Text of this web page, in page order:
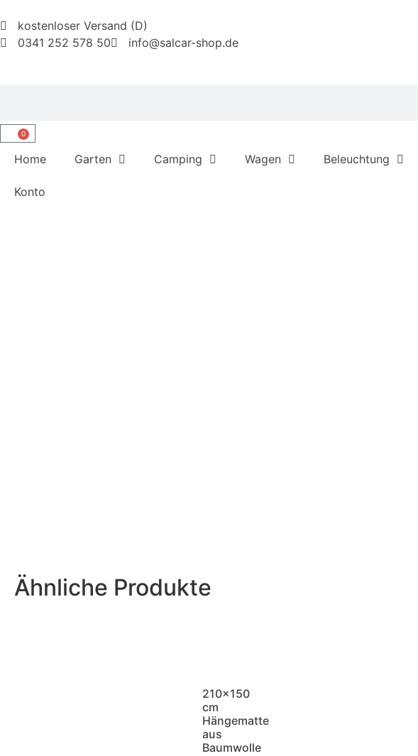
kostenloser Versand (D)
0341 252 578 50
info@salcar-shop.de
0
Home Garten Camping Wagen Beleuchtung
Konto
Ähnliche Produkte
210×150
cm
Hängematte
aus
Baumwolle